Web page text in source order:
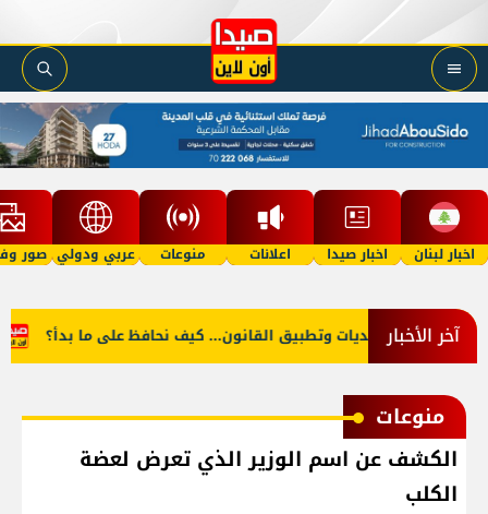
اخبار لبنان اخبار صيدا اعلانات منوعات عربي ودولي صور
آخر الأخبار
إزالة التعديات وتطبيق القانون... كيف نحافظ على ما بدأ؟
منوعات
الكشف عن اسم الوزير الذي تعرض لعضة
الكلب